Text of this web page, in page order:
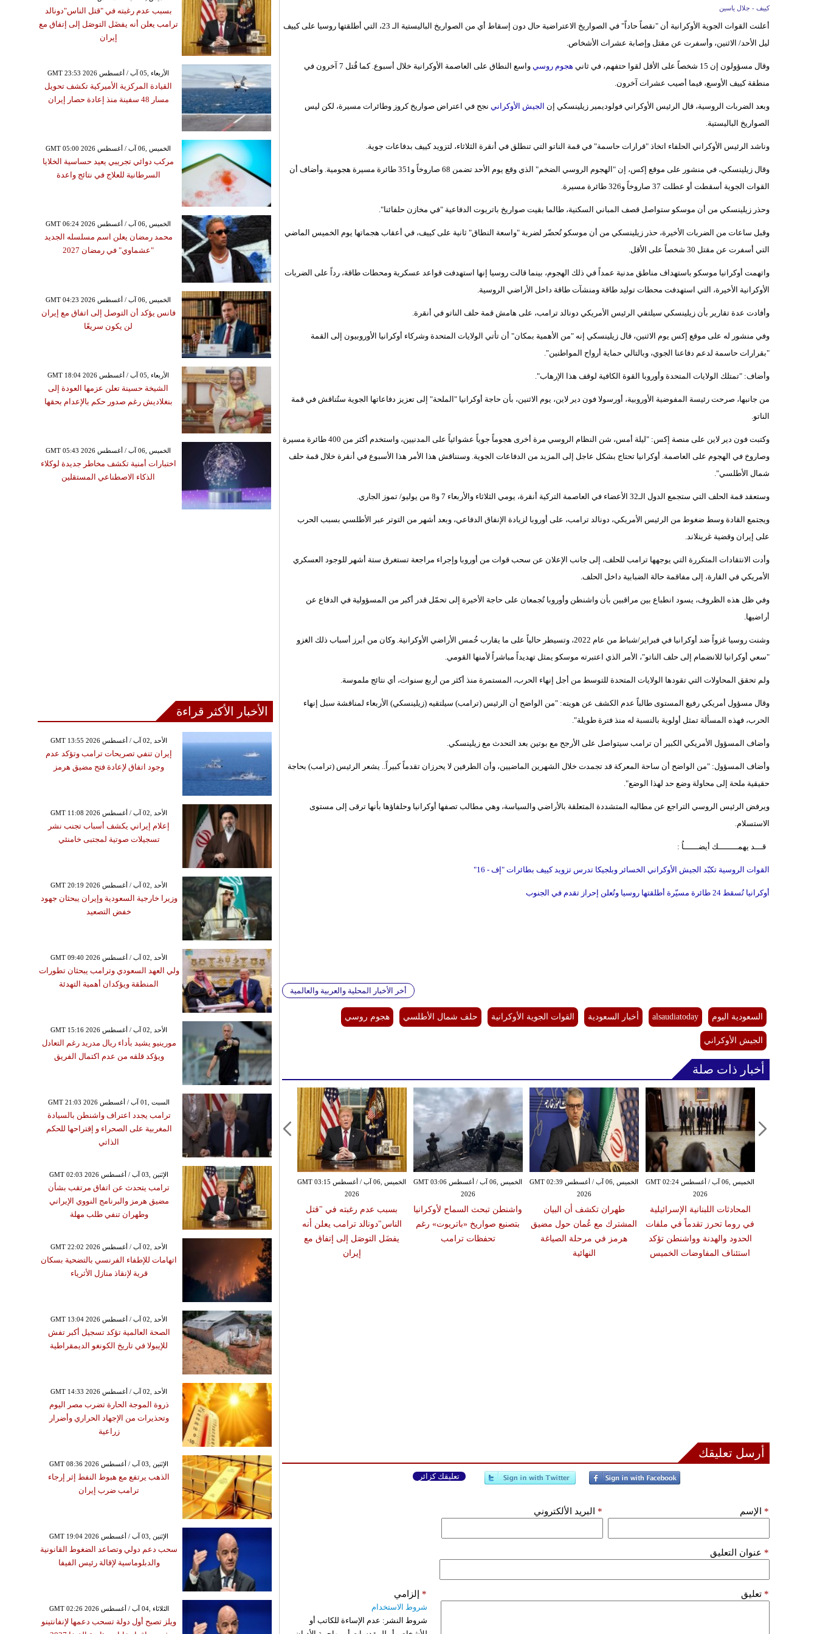
كييف - جلال ياسين
أعلنت القوات الجوية الأوكرانية أن "نقصاً حاداً" في الصواريخ الاعتراضية حال دون إسقاط أي من الصواريخ الباليستية الـ 23، التي أطلقتها روسيا على كييف
ليل الأحد/ الاثنين، وأسفرت عن مقتل وإصابة عشرات الأشخاص.
وقال مسؤولون إن 15 شخصاً على الأقل لقوا حتفهم، في ثاني هجوم روسي
واسع النطاق على العاصمة الأوكرانية خلال أسبوع. كما قُتل 7 آخرون في
منطقة كييف الأوسع، فيما أصيب عشرات آخرون.
وبعد الضربات الروسية، قال الرئيس الأوكراني فولوديمير زيلينسكي إن الجيش الأوكرانينجح في اعتراض صواريخ كروز وطائرات مسيرة، لكن ليس
الصواريخ الباليستية.
وناشد الرئيس الأوكراني الحلفاء اتخاذ "قرارات حاسمة" في قمة الناتو التي تنطلق في أنقرة الثلاثاء، لتزويد كييف بدفاعات جوية.
وقال زيلينسكي، في منشور على موقع إكس، إن "الهجوم الروسي الضخم" الذي وقع يوم الأحد تضمن 68 صاروخاً و351 طائرة مسيرة هجومية. وأضاف أن
القوات الجوية أسقطت أو عطلت 37 صاروخاً و326 طائرة مسيرة.
وحذر زيلينسكي من أن موسكو ستواصل قصف المباني السكنية، طالما بقيت صواريخ باتريوت الدفاعية "في مخازن حلفائنا".
وقبل ساعات من الضربات الأخيرة، حذر زيلينسكي من أن موسكو تُحضّر لضربة "واسعة النطاق" ثانية على كييف، في أعقاب هجماتها يوم الخميس الماضي
التي أسفرت عن مقتل 30 شخصاً على الأقل.
واتهمت أوكرانيا موسكو باستهداف مناطق مدنية عمداً في ذلك الهجوم، بينما قالت روسيا إنها استهدفت قواعد عسكرية ومحطات طاقة، رداً على الضربات
الأوكرانية الأخيرة، التي استهدفت محطات توليد طاقة ومنشآت طاقة داخل الأراضي الروسية.
وأفادت عدة تقارير بأن زيلينسكي سيلتقي الرئيس الأمريكي دونالد ترامب، على هامش قمة حلف الناتو في أنقرة.
وفي منشور له على موقع إكس يوم الاثنين، قال زيلينسكي إنه "من الأهمية بمكان" أن تأتي الولايات المتحدة وشركاء أوكرانيا الأوروبيون إلى القمة
"بقرارات حاسمة لدعم دفاعنا الجوي، وبالتالي حماية أرواح المواطنين".
وأضاف: "تمتلك الولايات المتحدة وأوروبا القوة الكافية لوقف هذا الإرهاب".
من جانبها، صرحت رئيسة المفوضية الأوروبية، أورسولا فون دير لاين، يوم الاثنين، بأن حاجة أوكرانيا "الملحة" إلى تعزيز دفاعاتها الجوية ستُناقش في قمة
الناتو.
وكتبت فون دير لاين على منصة إكس: "ليلة أمس، شن النظام الروسي مرة أخرى هجوماً ‌جوياً ⁠عشوائياً على المدنيين، واستخدم أكثر من 400 طائرة مسيرة
وصاروخ في الهجوم على العاصمة. ⁠أوكرانيا تحتاج بشكل عاجل إلى المزيد من الدفاعات الجوية. وسنناقش هذا ⁠الأمر هذا الأسبوع في أنقرة خلال قمة حلف
⁠شمال الأطلسي".
وستعقد قمة الحلف التي ستجمع الدول الـ32 الأعضاء في العاصمة التركية أنقرة، يومي الثلاثاء والأربعاء 7 و8 من يوليو/ تموز الجاري.
ويجتمع القادة وسط ضغوط من الرئيس الأمريكي، دونالد ترامب، على أوروبا لزيادة الإنفاق الدفاعي، وبعد أشهر من التوتر عبر الأطلسي بسبب الحرب
على إيران وقضية غرينلاند.
وأدت الانتقادات المتكررة التي يوجهها ترامب للحلف، إلى جانب الإعلان عن سحب قوات من أوروبا وإجراء مراجعة تستغرق ستة أشهر للوجود العسكري
الأمريكي في القارة، ‌إلى مفاقمة حالة الضبابية داخل الحلف.
وفي ظل هذه الظروف، يسود انطباع بين مراقبين بأن واشنطن وأوروبا تُجمعان على حاجة الأخيرة إلى تحمّل قدر أكبر من المسؤولية في الدفاع عن
أراضيها.
وشنت روسيا غزواً ضد أوكرانيا في فبراير/شباط من عام 2022، وتسيطر حالياً على ما يقارب خُمس الأراضي الأوكرانية. وكان من أبرز أسباب ذلك الغزو
"سعي أوكرانيا للانضمام إلى حلف الناتو"، الأمر الذي اعتبرته موسكو يمثل تهديداً مباشراً لأمنها القومي.
ولم تحقق المحاولات التي تقودها الولايات المتحدة للتوسط من أجل إنهاء الحرب، المستمرة منذ أكثر من أربع سنوات، أي نتائج ملموسة.
وقال مسؤول أمريكي رفيع المستوى طالباً عدم الكشف عن هويته: "من الواضح أن الرئيس (ترامب) سيلتقيه (زيلينسكي) الأربعاء لمناقشة سبل إنهاء
الحرب، فهذه المسألة تمثل أولوية بالنسبة له منذ فترة طويلة".
وأضاف المسؤول الأمريكي الكبير أن ترامب سيتواصل على الأرجح مع بوتين بعد التحدث مع ⁠زيلينسكي.
وأضاف المسؤول: "من الواضح أن ساحة المعركة قد ⁠تجمدت خلال الشهرين الماضيين، وأن الطرفين لا يحرزان تقدماً كبيراً.. يشعر الرئيس (ترامب) بحاجة
حقيقية ملحة إلى محاولة وضع حد لهذا الوضع".
ويرفض الرئيس الروسي التراجع عن مطالبه المتشددة المتعلقة بالأراضي والسياسة، وهي مطالب تصفها أوكرانيا وحلفاؤها بأنها ترقى إلى مستوى
الاستسلام.
قـــد يهمــــــــك أيضــــــاُ :
القوات الروسية تكبّد الجيش الأوكراني الخسائر وبلجيكا تدرس تزويد كييف بطائرات "إف - 16"
أوكرانيا تُسقط 24 طائرة مسيّرة أطلقتها روسيا وتُعلن إحراز تقدم في الجنوب
أخر الأخبار المحلية والعربية والعالمية
السعودية اليوم alsaudiatoday أخبار السعودية القوات الجوية الأوكرانية حلف شمال الأطلسي هجوم روسي
الجيش الأوكراني
أخبار ذات صلة
الخميس ,06 آب / أغسطس GMT 03:15
2026
بسبب عدم رغبته في "قتل
الناس"دونالد ترامب يعلن أنه
يفضَل التوصَل إلى إتفاق مع
إيران
الخميس ,06 آب / أغسطس GMT 03:06
2026
واشنطن تبحث السماح لأوكرانيا
بتصنيع صواريخ «باتريوت» رغم
تحفظات ترامب
الخميس ,06 آب / أغسطس GMT 02:39
2026
طهران تكشف أن البيان
المشترك مع عُمان حول مضيق
هرمز في مرحلة الصياغة
النهائية
الخميس ,06 آب / أغسطس GMT 02:24
2026
المحادثات اللبنانية الإسرائيلية
في روما تحرز تقدماً في ملفات
الحدود والهدنة وواشنطن تؤكد
استئناف المفاوضات الخميس
أرسل تعليقك
تعليقك كزائر
الإسم * البريد الألكتروني *
عنوان التعليق *
تعليق * إلزامي *
شروط الاستخدام
شروط النشر: عدم الإساءة للكاتب أو
بسبب عدم رغبته في "قتل الناس"دونالد
ترامب يعلن أنه يفضَل التوصَل إلى إتفاق مع
إيران
GMT 23:53 2026 الأربعاء ,05 آب / أغسطس
القيادة المركزية الأميركية تكشف تحويل
مسار 48 سفينة منذ إعادة حصار إيران
GMT 05:00 2026 الخميس ,06 آب / أغسطس
مركب دوائي تجريبي يعيد حساسية الخلايا
السرطانية للعلاج في نتائج واعدة
GMT 06:24 2026 الخميس ,06 آب / أغسطس
محمد رمضان يعلن اسم مسلسله الجديد
"عشماوي" في رمضان 2027
GMT 04:23 2026 الخميس ,06 آب / أغسطس
فانس يؤكد أن التوصل إلى اتفاق مع إيران
لن يكون سريعًا
GMT 18:04 2026 الأربعاء ,05 آب / أغسطس
الشيخة حسينة تعلن عزمها العودة إلى
بنغلاديش رغم صدور حكم بالإعدام بحقها
GMT 05:43 2026 الخميس ,06 آب / أغسطس
اختبارات أمنية تكشف مخاطر جديدة لوكلاء
الذكاء الاصطناعي المستقلين
الأخبار الأكثر قراءة
GMT 13:55 2026 الأحد ,02 آب / أغسطس
إيران تنفي تصريحات ترامب وتؤكد عدم
وجود اتفاق لإعادة فتح مضيق هرمز
GMT 11:08 2026 الأحد ,02 آب / أغسطس
إعلام إيراني يكشف أسباب تجنب نشر
تسجيلات صوتية لمجتبى خامنئي
GMT 20:19 2026 الأحد ,02 آب / أغسطس
وزيرا خارجية السعودية وإيران يبحثان جهود
خفض التصعيد
GMT 09:40 2026 الأحد ,02 آب / أغسطس
ولي العهد السعودي وترامب يبحثان تطورات
المنطقة ويؤكدان أهمية التهدئة
GMT 15:16 2026 الأحد ,02 آب / أغسطس
مورينيو يشيد بأداء ريال مدريد رغم التعادل
ويؤكد قلقه من عدم اكتمال الفريق
GMT 21:03 2026 السبت ,01 آب / أغسطس
ترامب يجدد اعتراف واشنطن بالسيادة
المغربية على الصحراء و إقتراحها للحكم
الذاتي
GMT 02:03 2026 الإثنين ,03 آب / أغسطس
ترامب يتحدث عن اتفاق مرتقب بشأن
مضيق هرمز والبرنامج النووي الإيراني
وطهران تنفي طلب مهلة
GMT 22:02 2026 الأحد ,02 آب / أغسطس
اتهامات للإطفاء الفرنسي بالتضحية بسكان
قرية لإنقاذ منازل الأثرياء
GMT 13:04 2026 الأحد ,02 آب / أغسطس
الصحة العالمية تؤكد تسجيل أكبر تفش
للإيبولا في تاريخ الكونغو الديمقراطية
GMT 14:33 2026 الأحد ,02 آب / أغسطس
ذروة الموجة الحارة تضرب مصر اليوم
وتحذيرات من الإجهاد الحراري وأضرار
زراعية
GMT 08:36 2026 الإثنين ,03 آب / أغسطس
الذهب يرتفع مع هبوط النفط إثر إرجاء
ترامب ضرب إيران
GMT 19:04 2026 الإثنين ,03 آب / أغسطس
سحب دعم دولي وتصاعد الضغوط القانونية
والدبلوماسية لإقالة رئيس الفيفا
GMT 02:26 2026 الثلاثاء ,04 آب / أغسطس
ويلز تصبح أول دولة تسحب دعمها لإنفانتينو